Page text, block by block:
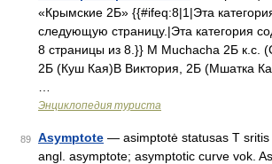
«Крымские 2Б» {{#ifeq:8|1|Эта
следующую страницу.|Эта категория
8 страницы из 8.}} M Muchacha 2Б к.с.
2Б (Куш Кая)В Виктория, 2Б (Мшатка
Энциклопедия туриста
89 Asymptote — asimptotė statusas T sritis
angl. asymptote; asymptotic curve vok.